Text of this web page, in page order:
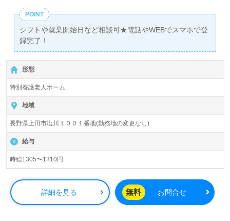
POINT
シフトや就業開始日など相談可★電話やWEBでスマホで登
録完了！
形態
特別養護老人ホーム
地域
長野県上田市塩川１００１番地(勤務地の変更なし)
給与
時給1305〜1310円
詳細を見る 無料 お問合せ